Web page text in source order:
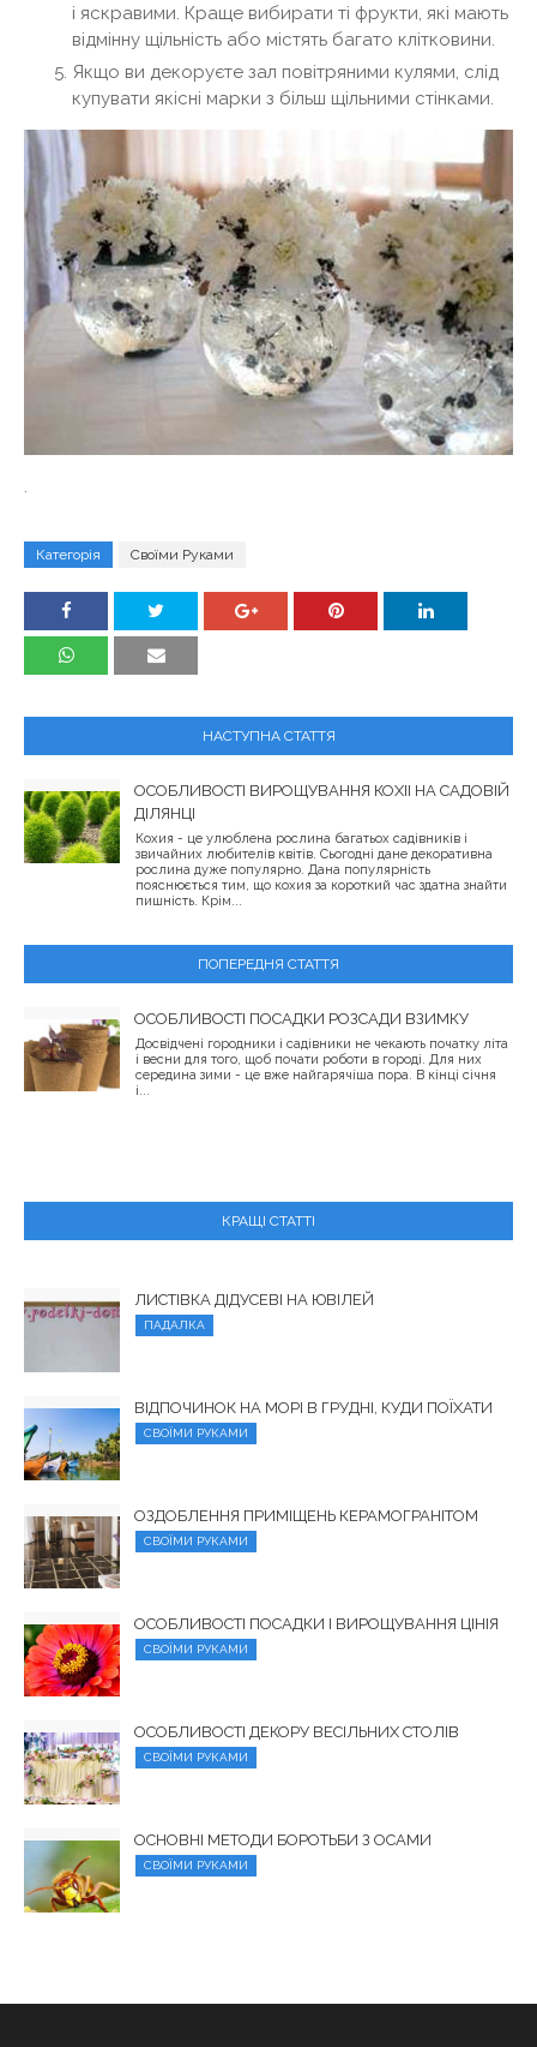
і яскравими. Краще вибирати ті фрукти, які мають
відмінну щільність або містять багато клітковини.
Якщо ви декоруєте зал повітряними кулями, слід
купувати якісні марки з більш щільними стінками.
.
Категорія Своїми Руками
НАСТУПНА СТАТТЯ
ОСОБЛИВОСТІ ВИРОЩУВАННЯ КОХІІ НА САДОВІЙ
ДІЛЯНЦІ
Кохия - це улюблена рослина багатьох садівників і
звичайних любителів квітів. Сьогодні дане декоративна
рослина дуже популярно. Дана популярність
пояснюється тим, що кохия за короткий час здатна знайти
пишність. Крім...
ПОПЕРЕДНЯ СТАТТЯ
ОСОБЛИВОСТІ ПОСАДКИ РОЗСАДИ ВЗИМКУ
Досвідчені городники і садівники не чекають початку літа
і весни для того, щоб почати роботи в городі. Для них
середина зими - це вже найгарячіша пора. В кінці січня
і...
КРАЩІ СТАТТІ
ЛИСТІВКА ДІДУСЕВІ НА ЮВІЛЕЙ
ПАДАЛКА
ВІДПОЧИНОК НА МОРІ В ГРУДНІ, КУДИ ПОЇХАТИ
СВОЇМИ РУКАМИ
ОЗДОБЛЕННЯ ПРИМІЩЕНЬ КЕРАМОГРАНІТОМ
СВОЇМИ РУКАМИ
ОСОБЛИВОСТІ ПОСАДКИ І ВИРОЩУВАННЯ ЦІНІЯ
СВОЇМИ РУКАМИ
ОСОБЛИВОСТІ ДЕКОРУ ВЕСІЛЬНИХ СТОЛІВ
СВОЇМИ РУКАМИ
ОСНОВНІ МЕТОДИ БОРОТЬБИ З ОСАМИ
СВОЇМИ РУКАМИ